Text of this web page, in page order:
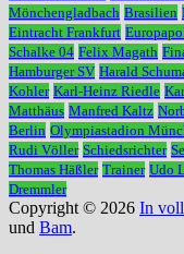
Mönchengladbach Brasilien
Eintracht Frankfurt
Schalke 04 Felix Magath
Hamburger SV Harald
Kohler Karl-Heinz Riedle
Matthäus Manfred Kaltz
Berlin Olympiastadion
Rudi Völler Schiedsrichter
Thomas Häßler Trainer Udo
Dremmler
Copyright © 2026 In
und Bam.